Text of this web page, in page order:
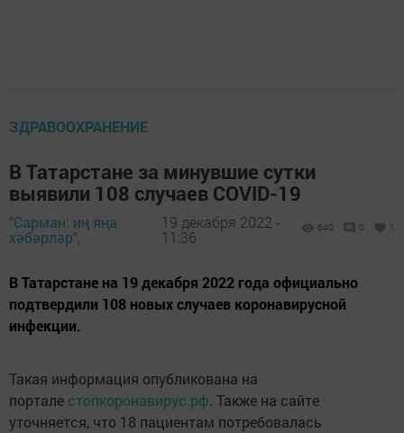
ЗДРАВООХРАНЕНИЕ
В Татарстане за минувшие сутки
выявили 108 случаев COVID-19
"Сарман: иң яңа
хәбәрләр",
19 декабря 2022 -
11:36
640 0 1
В Татарстане на 19 декабря 2022 года официально
подтвердили 108 новых случаев коронавирусной
инфекции.
Такая информация опубликована на
портале стопкоронавирус.рф. Также на сайте
уточняется, что 18 пациентам потребовалась